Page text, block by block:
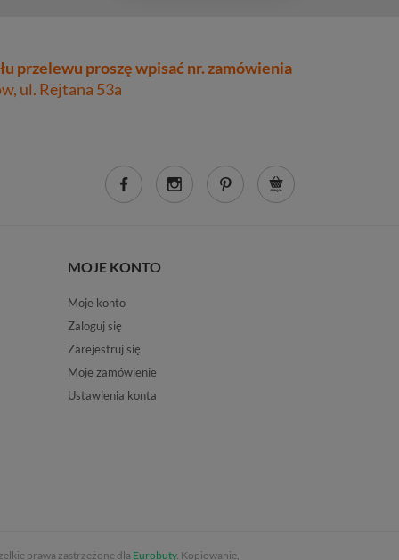
przelewu proszę wpisać nr. zamówienia
ul. Rejtana 53a
MOJE KONTO
Moje konto
Zaloguj się
Zarejestruj się
Moje zamówienie
Ustawienia konta
prawa zastrzeżone dla Eurobuty. Kopiowanie,